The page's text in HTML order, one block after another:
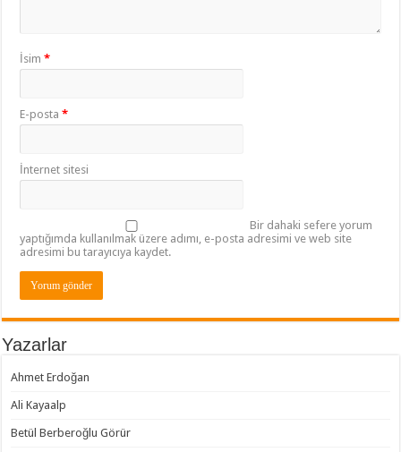
İsim*
E-posta*
İnternet sitesi
Bir dahaki sefere yorum
yaptığımda kullanılmak üzere adımı, e-posta adresimi ve web site
adresimi bu tarayıcıya kaydet.
Yazarlar
Ahmet Erdoğan
Ali Kayaalp
Betül Berberoğlu Görür